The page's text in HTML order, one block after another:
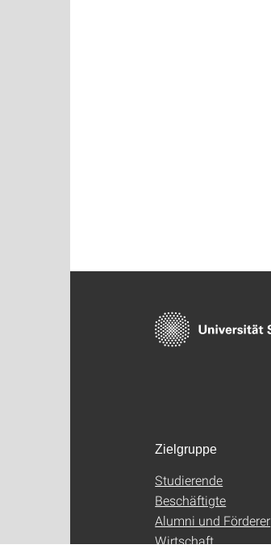
Zielgruppe
Studierende
Beschäftigte
Alumni und Förderer
Wirtschaft